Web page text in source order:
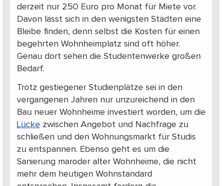
derzeit nur 250 Euro pro Monat für Miete vor.
Davon lässt sich in den wenigsten Städten eine
Bleibe finden, denn selbst die Kosten für einen
begehrten Wohnheimplatz sind oft höher.
Genau dort sehen die Studentenwerke großen
Bedarf.
Trotz gestiegener Studienplätze sei in den
vergangenen Jahren nur unzureichend in den
Bau neuer Wohnheime investiert worden, um die
Lücke zwischen Angebot und Nachfrage zu
schließen und den Wohnungsmarkt für Studis
zu entspannen. Ebenso geht es um die
Sanierung maroder alter Wohnheime, die nicht
mehr dem heutigen Wohnstandard